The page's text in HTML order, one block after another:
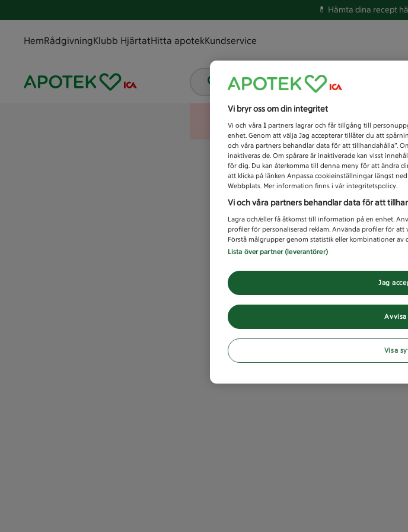
💊 Hämta dina recept
HemRådgivningKlubb HjärtatHitta apotekKundservice
Vad letar du efter idag?
Vi bryr oss om din integritet
Vi och våra 1 partners lagrar och får tillgång till
enhet. Genom att välja Jag accepterar tillåter du att
och våra partners behandlar data för att tillhandahålla”.
inaktiveras de. Om spårare är inaktiverade kan visst
för dig. Du kan återkomma till denna meny för att ändra
att klicka på länken Anpassa cookieinställningar längst
Webbplats. Mer information finns i vår integritetspolicy.
Vi och våra partners behandlar data för att
Lagra och/eller få åtkomst till information på en enhet.
profiler för personaliserad reklam. Använda profiler för att
Förstå målgrupper genom statistik eller kombinationer av
Lista över partner (leverantörer)
Jag
Visa